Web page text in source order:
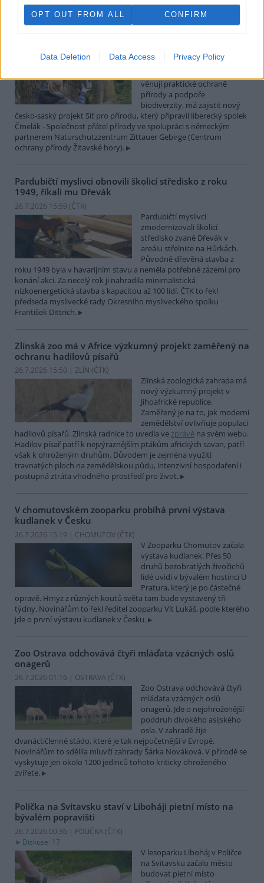
OPT OUT FROM ALL CONFIRM
Data Deletion Data Access Privacy Policy
Organizace v Česku a Německu chtějí víc
spolupracovat při ochraně přírody
26.7.2026 16:22 | LIBEREC ( ČTK )
Větší spolupráci organizací,
věnují praktické ochraně
přírody a podpoře
biodiverzity, má zajistit nový
česko-saský projekt Síť pro přírodu, který připravil liberecký spolek
Čmelák - Společnost přátel přírody ve spolupráci s německým
partnerem Naturschutzzentrum Zittauer Gebirge (Centrum
ochrany přírody Žitavské hory).
Pardubičtí myslivci obnovili školicí středisko z roku
1949, říkali mu Dřevák
26.7.2026 15:59 (ČTK)
Pardubičtí myslivci
zmodernizovali školicí
středisko zvané Dřevák v
areálu střelnice na Hůrkách.
Původně dřevěná stavba z
roku 1949 byla v havarijním stavu a neměla potřebné zázemí pro
konání akcí. Za necelý rok ji nahradila minimalistická
nízkoenergetická stavba s kapacitou až 100 lidí. ČTK to řekl
předseda myslivecké rady Okresního mysliveckého spolku
František Dittrich.
Zlínská zoo má v Africe výzkumný projekt zaměřený na
ochranu hadilovů písařů
26.7.2026 15:50 | ZLÍN (ČTK)
Zlínská zoologická zahrada má
nový výzkumný projekt v
Jihoafrické republice.
Zaměřený je na to, jak moderní
zemědělství ovlivňuje populaci
hadilovů písařů. Zlínská radnice to uvedla vezprávě na svém webu.
Hadilov písař patří k nejvýraznějším ptákům afrických savan, patří
však k ohroženým druhům. Důvodem je zejména využití
travnatých ploch na zemědělskou půdu, intenzivní hospodaření i
postupná ztráta vhodného prostředí pro život.
V chomutovském zooparku probíhá první výstava
kudlanek v Česku
26.7.2026 15:19 | CHOMUTOV (ČTK)
V Zooparku Chomutov začala
výstava kudlanek. Přes 50
druhů bezobratlých živočichů
lidé uvidí v bývalém hostinci U
Pratura, který je po částečné
opravě. Hmyz z různých koutů světa tam bude vystavený tři
týdny. Novinářům to řekl ředitel zooparku Vít Lukáš, podle kterého
jde o první výstavu kudlanek v Česku.
Zoo Ostrava odchovává čtyři mláďata vzácných oslů
onagerů
26.7.2026 01:16 | OSTRAVA (ČTK)
Zoo Ostrava odchovává čtyři
mláďata vzácných oslů
onagerů. Jde o nejohroženější
poddruh divokého asijského
osla. V zahradě žije
dvanáctičlenné stádo, které je tak nejpočetnější v Evropě.
Novinářům to sdělila mluvčí zahrady Šárka Nováková. V přírodě se
vyskytuje jen okolo 1200 jedinců tohoto kriticky ohroženého
zvířete.
Polička na Svitavsku staví v Liboháji pietní místo na
bývalém popravišti
26.7.2026 00:36 | POLIČKA (ČTK)
Diskuse: 17
V lesoparku Liboháj v Poličce
na Svitavsku začalo město
budovat pietní místo